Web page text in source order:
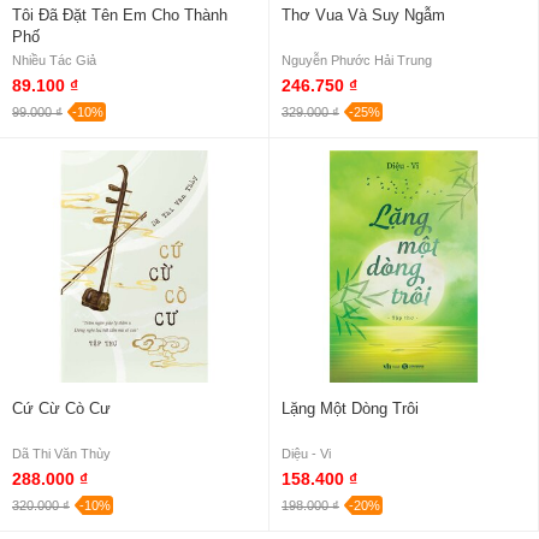
Tôi Đã Đặt Tên Em Cho Thành
Phố
Nhiều Tác Giả
89.100 ₫
99.000 ₫ -10%
Thơ Vua Và Suy Ngẫm
Nguyễn Phước Hải Trung
246.750 ₫
329.000 ₫ -25%
Cứ Cừ Cò Cư
Dã Thi Văn Thùy
288.000 ₫
320.000 ₫ -10%
Lặng Một Dòng Trôi
Diệu - Vi
158.400 ₫
198.000 ₫ -20%